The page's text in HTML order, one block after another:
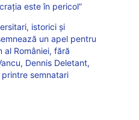
este în pericol”
istorici și
un apel pentru
României, fără
Dennis Deletant,
printre semnatari